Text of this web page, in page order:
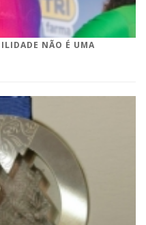
NÃO É UMA